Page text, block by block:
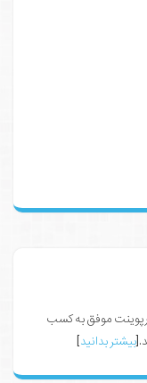
موفق به کسب
بیشتر بدانید]